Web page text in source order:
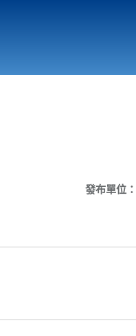
發布單位：